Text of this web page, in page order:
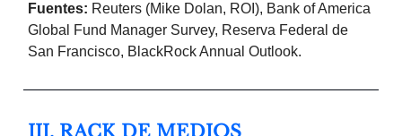
Fuentes: Reuters (Mike Dolan, ROI), Bank of America
Global Fund Manager Survey, Reserva Federal de
San Francisco, BlackRock Annual Outlook.